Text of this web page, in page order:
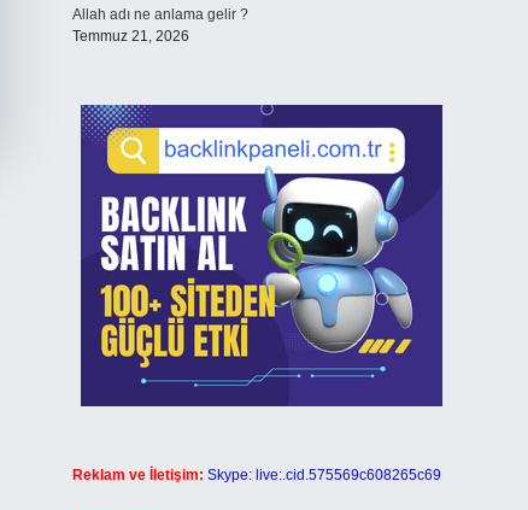
Allah adı ne anlama gelir ?
Temmuz 21, 2026
Reklam ve İletişim: Skype: live:.cid.575569c608265c69